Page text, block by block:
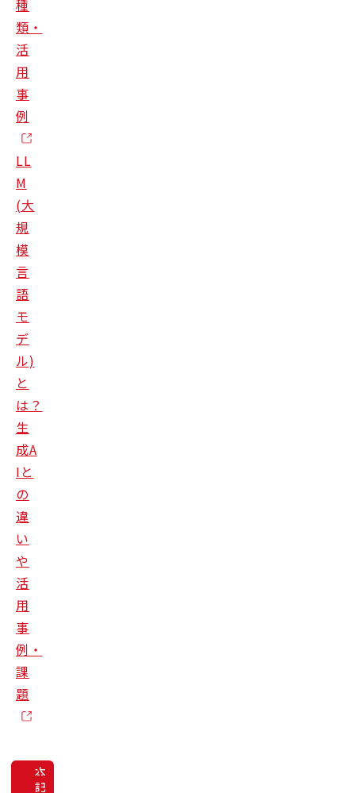
種
類・
活
用
事
例
LL
M
(大
規
模
言
語
モ
デ
ル)
と
は？
生
成A
Iと
の
違
い
や
活
用
事
例・
課
題
本
記